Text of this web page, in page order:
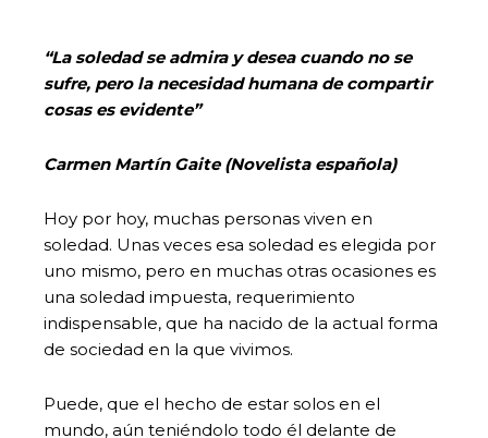
“La soledad se admira y desea cuando no se
sufre, pero la necesidad humana de compartir
cosas es evidente”
Carmen Martín Gaite (Novelista española)
Hoy por hoy, muchas personas viven en
soledad. Unas veces esa soledad es elegida por
uno mismo, pero en muchas otras ocasiones es
una soledad impuesta, requerimiento
indispensable, que ha nacido de la actual forma
de sociedad en la que vivimos.
Puede, que el hecho de estar solos en el
mundo, aún teniéndolo todo él delante de